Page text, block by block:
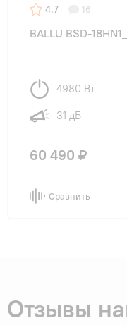
4.7 16
BALLU BSD-
4980 Вт
31 дБ
60 490 ₽
Сравнить
Отзывы